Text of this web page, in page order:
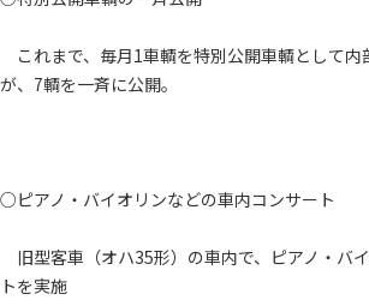
これまで、毎月1車輌を特別公開車輌として内
が、7輌を一斉に公開。
○ピアノ・バイオリンなどの車内コンサート
旧型客車（オハ35形）の車内で、ピアノ・バ
トを実施